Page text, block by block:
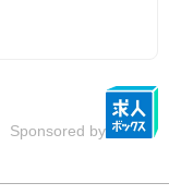
Sponsored by